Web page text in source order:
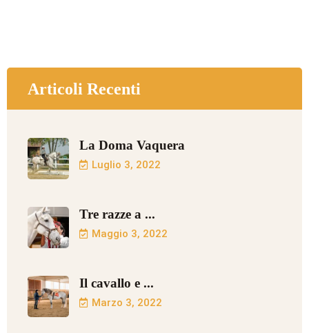
Articoli Recenti
La Doma Vaquera
Luglio 3, 2022
Tre razze a ...
Maggio 3, 2022
Il cavallo e ...
Marzo 3, 2022